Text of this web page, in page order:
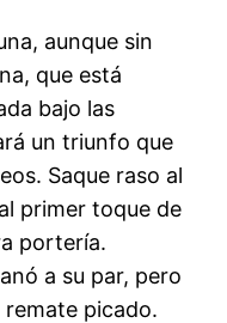
aunque sin
que está
bajo las
un triunfo que
Saque raso al
primer toque de
portería.
a su par, pero
picado.